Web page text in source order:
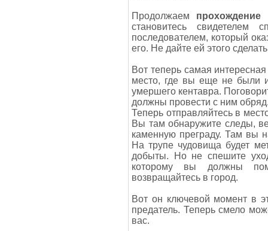
Продолжаем
становитесь
последователем, который
его. Не дайте ей этого
Вот теперь самая
место, где вы еще не были
умершего кентавра.
должны провести с ним
Теперь отправляйтесь в
Вы там обнаружите следы,
каменную преграду. Там вы
На трупе чудовища будет
добыты. Но не спешите
которому вы должны
возвращайтесь в город.
Вот он ключевой момент в
предатель. Теперь смело
вас.